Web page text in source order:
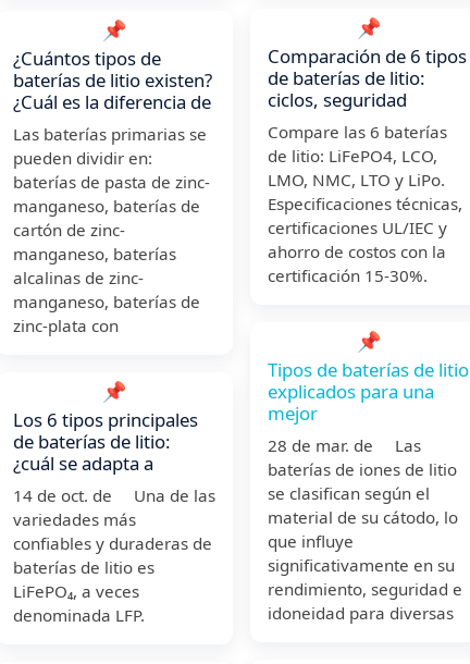
📌
¿Cuántos tipos de
baterías de litio existen?
¿Cuál es la diferencia de
Las baterías primarias se
pueden dividir en:
baterías de pasta de zinc-
manganeso, baterías de
cartón de zinc-
manganeso, baterías
alcalinas de zinc-
manganeso, baterías de
zinc-plata con
📌
Los 6 tipos principales
de baterías de litio:
¿cuál se adapta a
14 de oct. de Una de las
variedades más
confiables y duraderas de
baterías de litio es
LiFePO₄, a veces
denominada LFP.
📌
Comparación de 6 tipos
de baterías de litio:
ciclos, seguridad
Compare las 6 baterías
de litio: LiFePO4, LCO,
LMO, NMC, LTO y LiPo.
Especificaciones técnicas,
certificaciones UL/IEC y
ahorro de costos con la
certificación 15-30%.
📌
Tipos de baterías de litio
explicados para una
mejor
28 de mar. de Las
baterías de iones de litio
se clasifican según el
material de su cátodo, lo
que influye
significativamente en su
rendimiento, seguridad e
idoneidad para diversas